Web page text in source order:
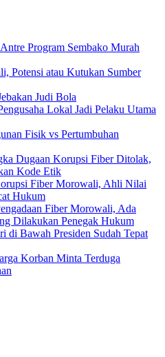
Program Sembako Murah
Potensi atau Kutukan Sumber
Judi Bola
Lokal Jadi Pelaku Utama
Fisik vs Pertumbuhan
Dugaan Korupsi Fiber Ditolak,
Kode Etik
Fiber Morowali, Ahli Nilai
Hukum
Fiber Morowali, Ada
Dilakukan Penegak Hukum
di Bawah Presiden Sudah Tepat
Korban Minta Terduga